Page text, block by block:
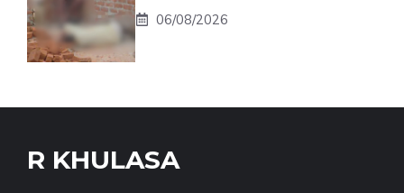
06/08/2026
R KHULASA